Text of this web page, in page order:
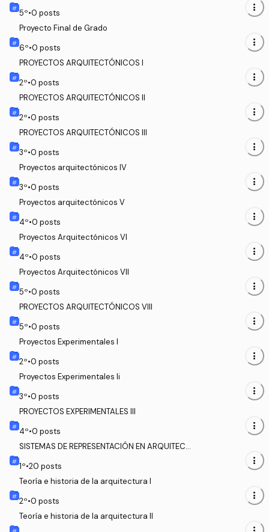
5º•0 posts more_vert
Proyecto Final de Grado
6º•0 posts more_vert
PROYECTOS ARQUITECTÓNICOS I
2º•0 posts more_vert
PROYECTOS ARQUITECTÓNICOS II
2º•0 posts more_vert
PROYECTOS ARQUITECTÓNICOS III
3º•0 posts more_vert
Proyectos arquitectónicos IV
3º•0 posts more_vert
Proyectos arquitectónicos V
4º•0 posts more_vert
Proyectos Arquitectónicos VI
4º•0 posts more_vert
Proyectos Arquitectónicos VII
5º•0 posts more_vert
PROYECTOS ARQUITECTÓNICOS VIII
5º•0 posts more_vert
Proyectos Experimentales I
2º•0 posts more_vert
Proyectos Experimentales Ii
3º•0 posts more_vert
PROYECTOS EXPERIMENTALES III
4º•0 posts more_vert
SISTEMAS DE REPRESENTACIÓN EN ARQUITECT
1º•20 posts more_vert
Teoría e historia de la arquitectura I
2º•0 posts more_vert
Teoría e historia de la arquitectura II